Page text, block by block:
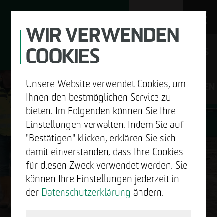
UNTERNEHMEN
ENTWICKELN
BAUEN
DE
GUTE
NACHRICHTEN.
WIR VERWENDEN
COOKIES
Unsere Website verwendet Cookies, um
Ihnen den bestmöglichen Service zu
bieten. Im Folgenden können Sie Ihre
Einstellungen verwalten. Indem Sie auf
"Bestätigen" klicken, erklären Sie sich
damit einverstanden, dass Ihre Cookies
für diesen Zweck verwendet werden. Sie
können Ihre Einstellungen jederzeit in
der Datenschutzerklärung ändern.